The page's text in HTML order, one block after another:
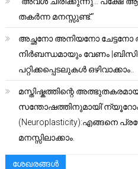
തകർന്ന മനസ്സുണ്ട്.”
അച്ഛനോ അനിയനോ ചേട്ടനോ
നിർബന്ധമായും വേണം
പറ്റിക്കപ്പെടലുകൾ ഒഴിവാക്കാം..
മസ്തിഷ്കത്തിന്റെ
(Neuroplasticity):എങ്ങനെ
മനസ്സിലാക്കാം.
ശേഖരങ്ങൾ